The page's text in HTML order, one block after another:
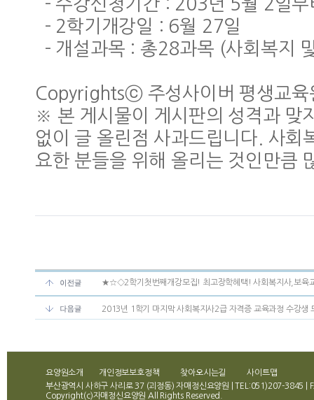
- 수강신청기간 : 203년 5월 2일부
- 2학기개강일 : 6월 27일
- 개설과목 : 총28과목 (사회복지
Copyrightsⓒ 주성사이버 평생교육
※ 본 게시물이 게시판의 성격과 맞
없이 글 올린점 사과드립니다. 사회
요한 분들을 위해 올리는 것인만큼
★☆◇2학기첫번째개강모집! 최고장학혜택! 사회복지사,보
2013년 1학기 마지막 사회복지사2급 자격증 교육과정 수강생
요양원소개 개인정보보호정책 찾아오시는길
사이트맵
부산광역시 사하구 사리로 37 (괴정동) 자매정신요양원 | TEL:051)207-3845
Copyright(c)자매정신요양원 All Rights Reserved.